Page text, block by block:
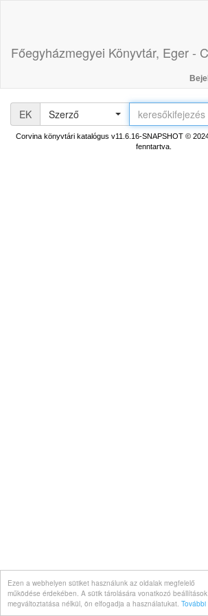
Ezen a webhelyen sütiket használunk az oldalak megfelelő
működése érdekében. A sütik tárolására vonatkozó beállítások
megváltoztatása nélkül, ön elfogadja a használatukat.
Főegyházmegyei Könyvtár, Eger -
EK Szerző
Corvina könyvtári katalógus v11.6.16-SNAPSHOT©
fenntartva.